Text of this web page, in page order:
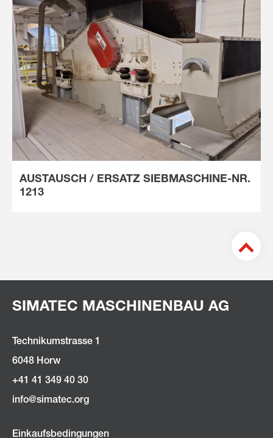
AUSTAUSCH / ERSATZ SIEBMASCHINE-NR.
1213
SIMATEC MASCHINENBAU AG
Technikumstrasse 1
6048 Horw
+41 41 349 40 30
nf
s m t c rg
Einkaufsbedingungen